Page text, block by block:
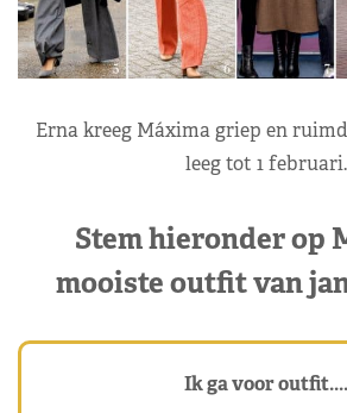
Erna kreeg Máxima griep en
leeg tot 1 februari.
Stem hieronder op
mooiste outfit van
Ik ga voor outfit....